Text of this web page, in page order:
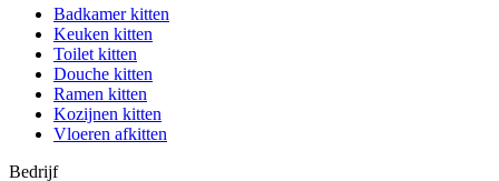
Badkamer kitten
Keuken kitten
Toilet kitten
Douche kitten
Ramen kitten
Kozijnen kitten
Vloeren afkitten
Bedrijf